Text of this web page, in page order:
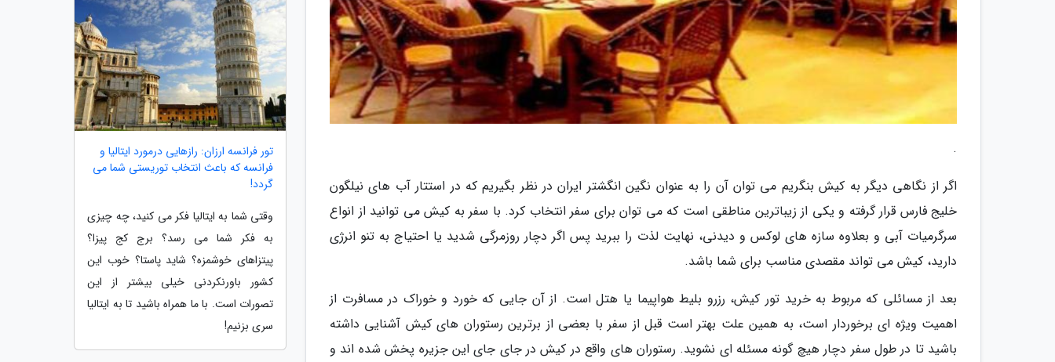
.
اگر از نگاهی دیگر به کیش بنگریم می توان آن را به عنوان نگین انگشتر ایران در نظر بگیریم که در استتار آب های نیلگون
خلیج فارس قرار گرفته و یکی از زیباترین مناطقی است که می توان برای سفر انتخاب کرد. با سفر به کیش می توانید از انواع
سرگرمیات آبی و بعلاوه سازه های لوکس و دیدنی، نهایت لذت را ببرید پس اگر دچار روزمرگی شدید یا احتیاج به تنو انرژی
دارید، کیش می تواند مقصدی مناسب برای شما باشد.
بعد از مسائلی که مربوط به خرید تور کیش، رزرو بلیط هواپیما یا هتل است. از آن جایی که خورد و خوراک در مسافرت از
اهمیت ویژه ای برخوردار است، به همین علت بهتر است قبل از سفر با بعضی از برترین رستوران های کیش آشنایی داشته
باشید تا در طول سفر دچار هیچ گونه مسئله ای نشوید. رستوران های واقع در کیش در جای جای این جزیره پخش شده اند و
تور فرانسه ارزان: رازهایی درمورد ایتالیا و
فرانسه که باعث انتخاب توریستی شما می
گردد!
وقتی شما به ایتالیا فکر می کنید، چه چیزی
به فکر شما می رسد؟ برج کج پیزا؟
پیتزاهای خوشمزه؟ شاید پاستا؟ خوب این
کشور باورنکردنی خیلی بیشتر از این
تصورات است. با ما همراه باشید تا به ایتالیا
سری بزنیم!